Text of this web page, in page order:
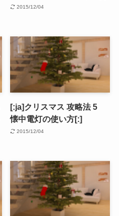
2015/12/04
[:ja]クリスマス 攻略法 5
懐中電灯の使い方[:]
2015/12/04